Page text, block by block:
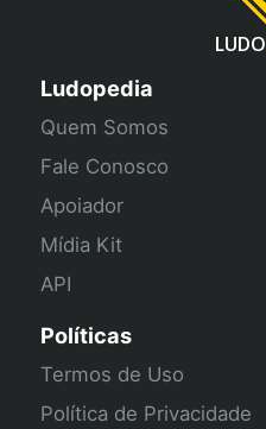
LUDO
Ludopedia
Quem Somos
Fale Conosco
Apoiador
Mídia Kit
API
Políticas
Termos de Uso
Política de Privacidade